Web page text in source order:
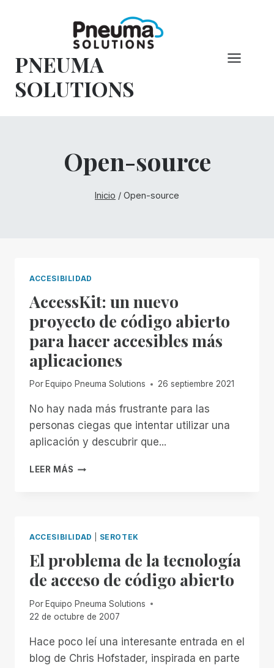
PNEUMA
SOLUTIONS
Open-source
Inicio / Open-source
ACCESIBILIDAD
AccessKit: un nuevo
proyecto de código abierto
para hacer accesibles más
aplicaciones
Por Equipo Pneuma Solutions 26 septiembre 2021
No hay nada más frustrante para las
personas ciegas que intentar utilizar una
aplicación y descubrir que...
LEER MÁS ACCESSKIT:
CÓDIGO
ABIERTO
PARA
HACER
ACCESIBLES
APLICACIONES
ACCESIBILIDAD SEROTEK
El problema de la tecnología
de acceso de código abierto
Por Equipo Pneuma Solutions
22 de octubre de 2007
Hace poco leí una interesante entrada en el
blog de Chris Hofstader, inspirada en parte